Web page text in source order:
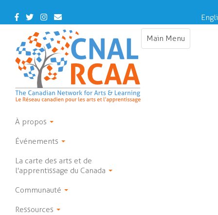
main
Facebook
TwitterInstagram
Contact
Us
Main Menu
Toggle
À propos
Événements
La carte des arts et de
l'apprentissage du Canada
Communauté
Ressources